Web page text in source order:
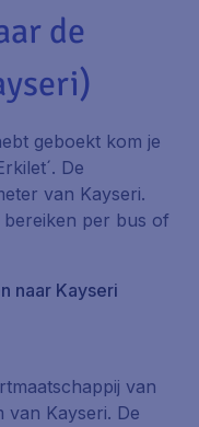
de
geboekt kom je
De
van Kayseri.
per bus of
naar Kayseri
van
Kayseri. De